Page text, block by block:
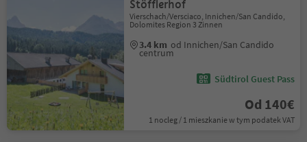
Stöfflerhof
Vierschach/Versciaco, Innichen/San Candido,
Dolomites Region 3 Zinnen
3.4 km od Innichen/San Candido
centrum
Südtirol Guest Pass
Od 140€
1 nocleg / 1 mieszkanie w tym podatek VAT